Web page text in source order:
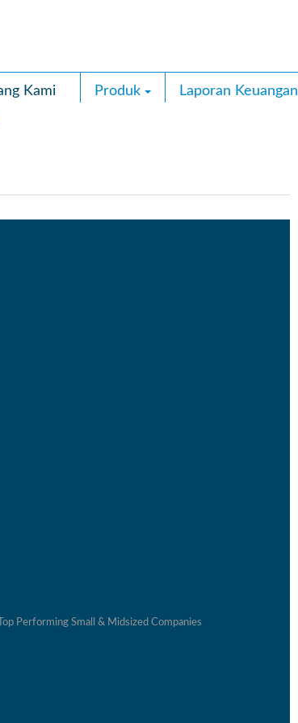
Kami Produk Laporan Keuangan
Performing Small & Midsized Companies